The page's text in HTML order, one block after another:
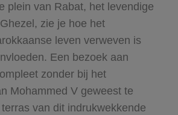
plein van Rabat, het levendige
zie je hoe het
leven verweven is
Een bezoek aan
zonder bij het
Mohammed V geweest te
van dit indrukwekkende